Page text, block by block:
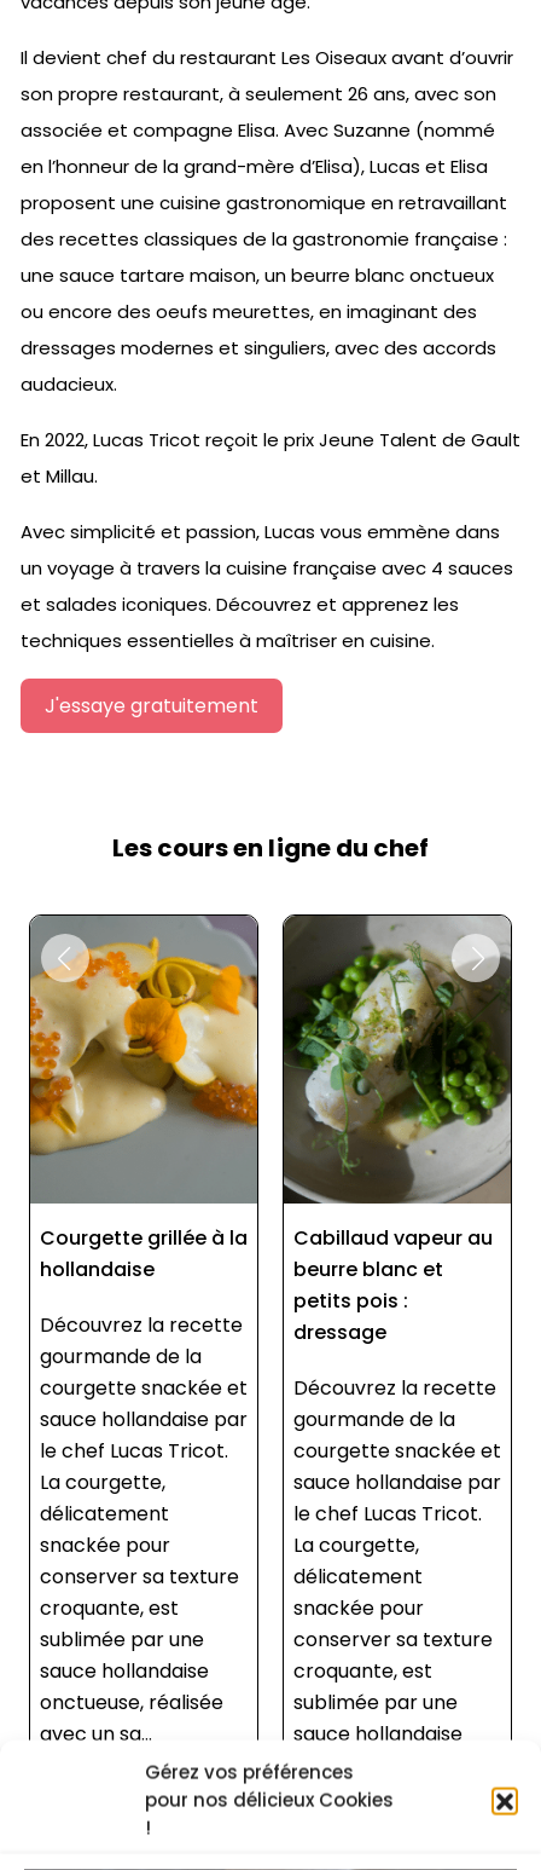
Gérez vos préférences
pour nos délicieux Cookies
!
Il devient chef du restaurant Les Oiseaux avant d’ouvrir
son propre restaurant, à seulement 26 ans, avec son
associée et compagne Elisa. Avec Suzanne (nommé
en l’honneur de la grand-mère d’Elisa), Lucas et Elisa
proposent une cuisine gastronomique en retravaillant
des recettes classiques de la gastronomie française :
une sauce tartare maison, un beurre blanc onctueux
ou encore des oeufs meurettes, en imaginant des
dressages modernes et singuliers, avec des accords
audacieux.
En 2022, Lucas Tricot reçoit le prix Jeune Talent de Gault
et Millau.
Avec simplicité et passion, Lucas vous emmène dans
un voyage à travers la cuisine française avec 4 sauces
et salades iconiques. Découvrez et apprenez les
techniques essentielles à maîtriser en cuisine.
J'essaye gratuitement
Les cours en ligne du chef
grillée à la
la recette
de la
et
par
Tricot.
sa texture
est
une
réalisée
Cabillaud vapeur au
beurre blanc et
dressage
Découvrez la recette
gourmande de la
courgette snackée et
sauce hollandaise par
le chef Lucas Tricot.
La courgette,
délicatement
snackée pour
conserver sa texture
croquante, est
sublimée par une
sauce hollandaise
onctueuse, réalisée
avec un sa...
Petits pois
huile de vert
vous
astuce
antigaspi
cuisiner des
pois. Il
huile aux
poireau
les petits
une touche
de citron
ces petits
à l&#...